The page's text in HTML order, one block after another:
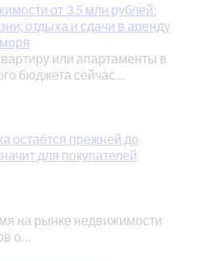
от 3.5 млн рублей:
отдыха и сдачи в аренду
или апартаменты в
бюджета сейчас…
остаётся прежней до
для покупателей
на рынке недвижимости
о…